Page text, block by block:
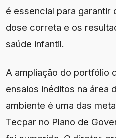
é essencial para garantir
dose correta e os
saúde infantil.
A ampliação do portfólio
ensaios inéditos na área
ambiente é uma das
Tecpar no Plano de